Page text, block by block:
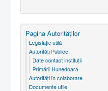
Pagina Autorităţilor
Legislaţie utilă
Autorităţi Publice
Date contact instituţii
Primării Hunedoara
Autorităţi în colaborare
Documente utile